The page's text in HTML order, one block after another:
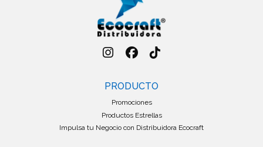
PRODUCTO
Promociones
Productos Estrellas
Impulsa tu Negocio con Distribuidora Ecocraft